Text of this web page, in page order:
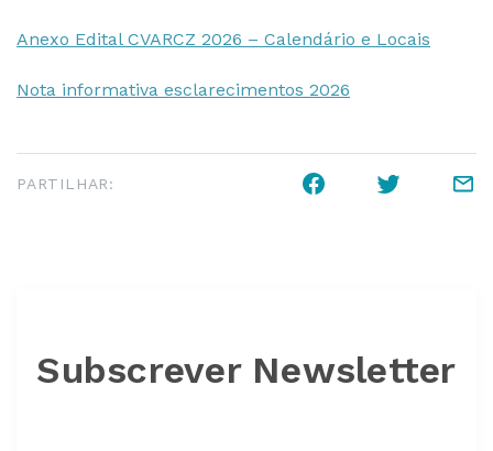
Anexo Edital CVARCZ 2026 – Calendário e Locais
Nota informativa esclarecimentos 2026
PARTILHAR:
Subscrever Newsletter